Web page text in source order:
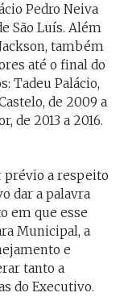
Pedro Neiva
São Luís. Além
também
até o final do
Tadeu Palácio,
de 2009 a
de 2013 a 2016.
prévio a respeito
dar a palavra
em que esse
Municipal, a
e
tanto a
do Executivo.